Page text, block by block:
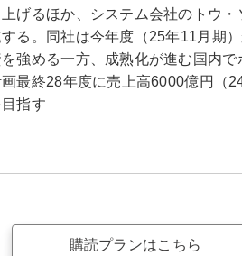
げるほか、システム会社のトウ
る。同社は今年度（25年11月期
強める一方、成熟化が進む国内
最終28年度に売上高6000億円（
指す
購読プランはこちら